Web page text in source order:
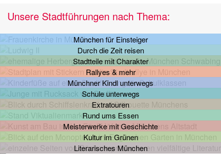
Unsere Stadtführungen nach Thema:
München für Einsteiger
Durch die Zeit reisen
Stadtteile mit Charakter
Rallyes & mehr
Münchner Kindl unterwegs
Schule unterwegs
Extratouren
Rund ums Essen
Meisterwerke mit Geschichte
Kultur im Grünen
Literarisches München